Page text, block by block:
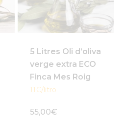
5 Litres Oli d’oliva
verge extra ECO
Finca Mes Roig
11€/litro
55,00€